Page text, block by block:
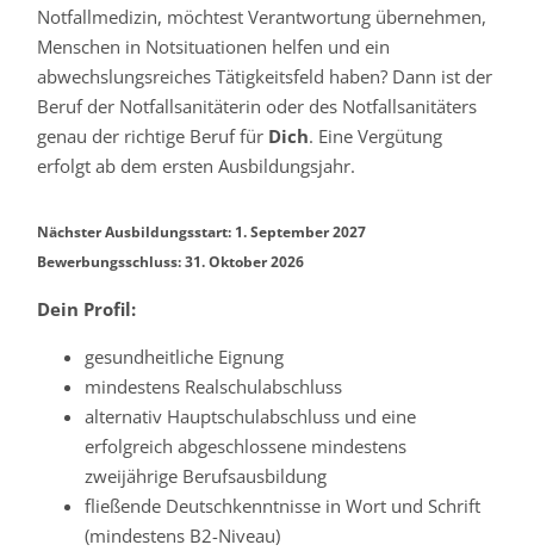
Notfallmedizin, möchtest Verantwortung übernehmen,
Menschen in Notsituationen helfen und ein
abwechslungsreiches Tätigkeitsfeld haben? Dann ist der
Beruf der Notfallsanitäterin oder des Notfallsanitäters
genau der richtige Beruf für Dich. Eine Vergütung
erfolgt ab dem ersten Ausbildungsjahr.
Nächster Ausbildungsstart: 1. September 2027
Bewerbungsschluss: 31. Oktober 2026
Dein Profil:
gesundheitliche Eignung
mindestens Realschulabschluss
alternativ Hauptschulabschluss und eine
erfolgreich abgeschlossene mindestens
zweijährige Berufsausbildung
fließende Deutschkenntnisse in Wort und Schrift
(mindestens B2-Niveau)